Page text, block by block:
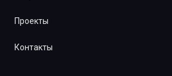
Проекты
Контакты